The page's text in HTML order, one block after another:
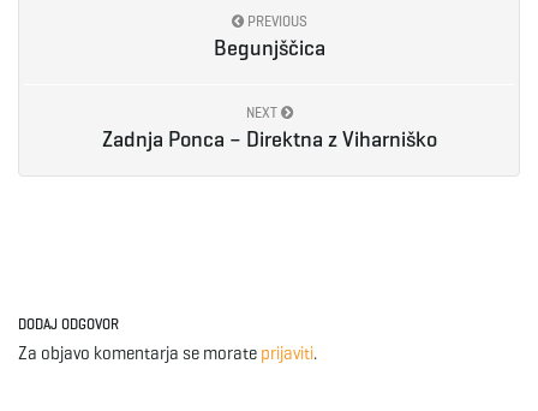
PREVIOUS
Begunjščica
NEXT
Zadnja Ponca – Direktna z Viharniško
DODAJ ODGOVOR
Za objavo komentarja se morate prijaviti.